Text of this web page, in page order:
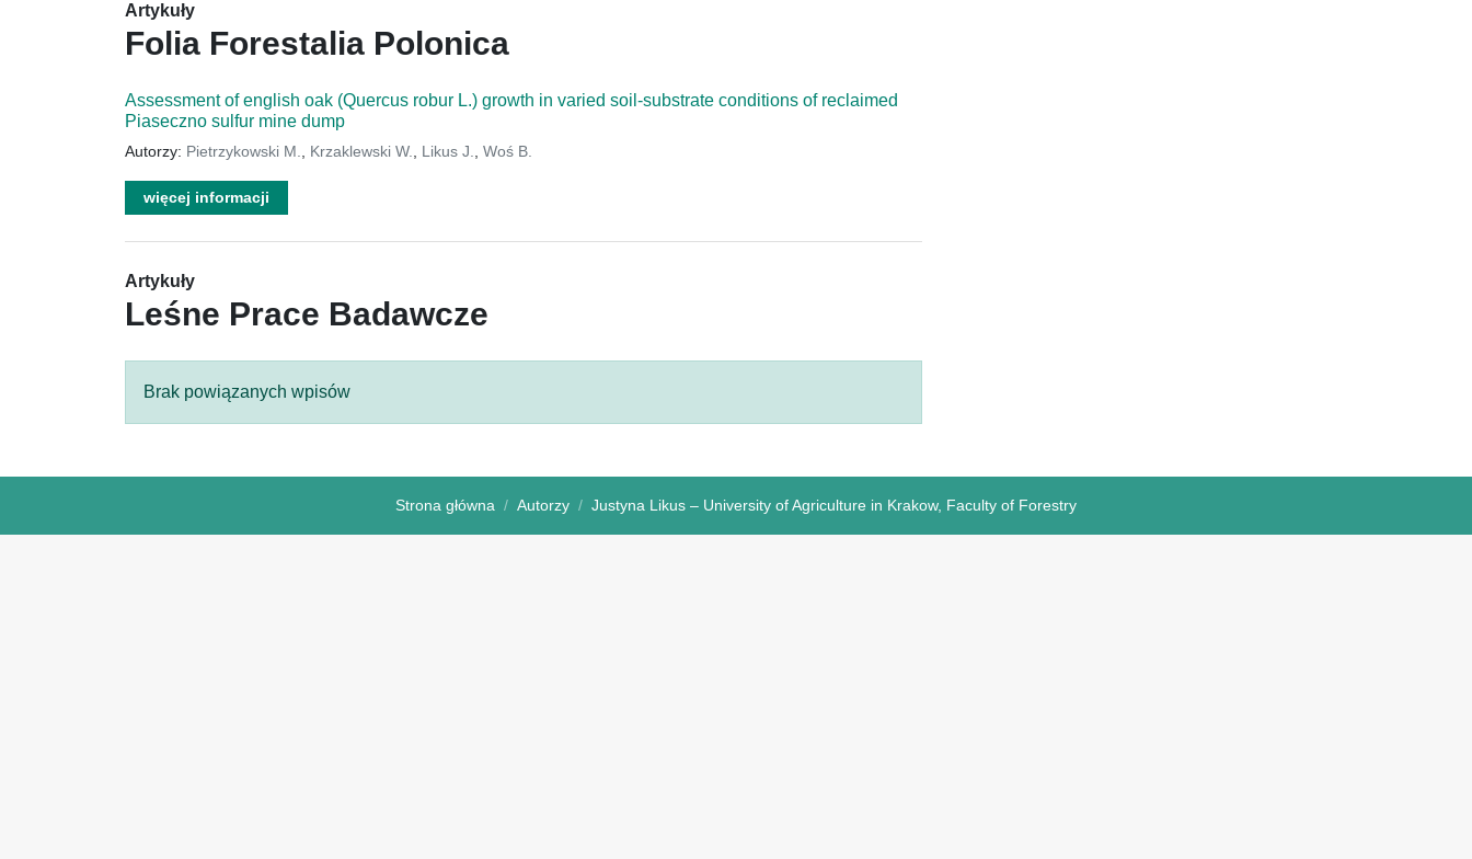
Artykuły
Folia Forestalia Polonica
Assessment of english oak (Quercus robur L.) growth in varied soil-substrate conditions of reclaimed
Piaseczno sulfur mine dump
Autorzy: Pietrzykowski M. Krzaklewski W. Likus J. Woś B.
więcej informacji
Artykuły
Leśne Prace Badawcze
Brak powiązanych wpisów
Strona główna Autorzy Justyna Likus – University of Agriculture in Krakow, Faculty of Forestry